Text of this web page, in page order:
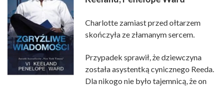
Charlotte zamiast przed ołtarzem
skończyła ze złamanym sercem.
Przypadek sprawił, że dziewczyna
została asystentką cynicznego Reeda.
Dla nikogo nie było tajemnicą, że on